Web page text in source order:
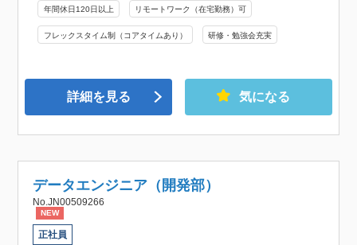
年間休日120日以上 リモートワーク（在宅勤務）可
フレックスタイム制（コアタイムあり） 研修・勉強会充実
詳細を見る 気になる
データエンジニア（開発部）
No.JN00509266
NEW
正社員